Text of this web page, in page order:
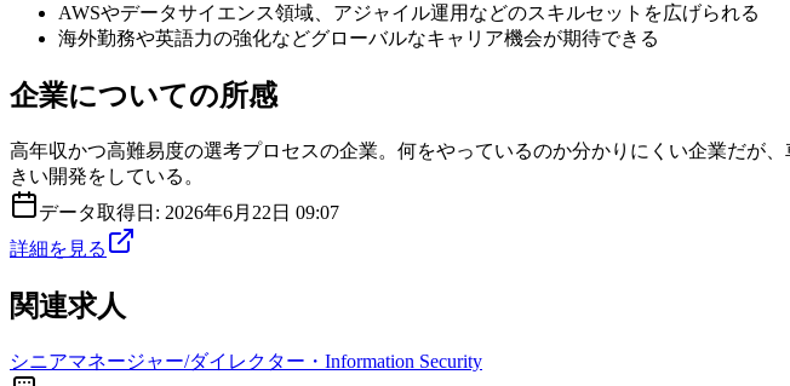
AWSやデータサイエンス領域、アジャイル運用などのスキルセットを広げられる
海外勤務や英語力の強化などグローバルなキャリア機会が期待できる
企業についての所感
高年収かつ高難易度の選考プロセスの企業。何をやっているのか分かりにくい企業だが
きい開発をしている。
データ取得日: 2026年6月22日 09:07
詳細を見る
関連求人
シニアマネージャー/ダイレクター・Information Security